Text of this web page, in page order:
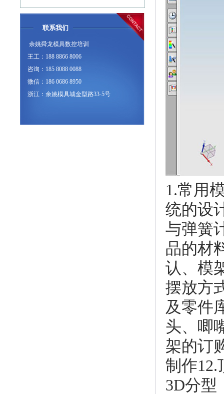
联系我们
余姚舜龙模具数控培训
王工：188 8866 8006
咨询：185 8088 0088
微信：186 0686 8950
浙江：余姚模具城金型路33-5号
1.常用
统的设
与弹簧
品的材
认、模
摆放方
及零件
头、唧
架的订
制作12.
3D分型